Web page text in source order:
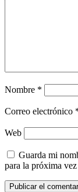
Nombre *
Correo electrónico
Web
Guarda mi
para la próxima